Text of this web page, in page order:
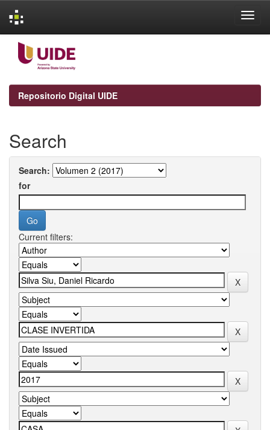
navigation
Repositorio Digital UIDE
Search
Search:
for
Current filters: